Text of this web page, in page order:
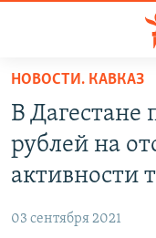
упрощенного
доступа
Вернуться
основному
Вернутся
ПОДКАСТЫ
АВТОРСКИЕ
МНЕНИЯ
НОВОСТИ. КАВКАЗ
В Дагестане
рублей на
активности
03 сентября 2021